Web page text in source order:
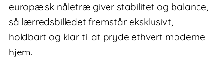
europæisk nåletræ giver stabilitet og balance,
så lærredsbilledet fremstår eksklusivt,
holdbart og klar til at pryde ethvert moderne
hjem.